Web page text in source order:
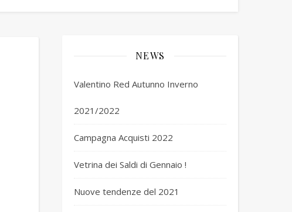
NEWS
Valentino Red Autunno Inverno
2021/2022
Campagna Acquisti 2022
Vetrina dei Saldi di Gennaio !
Nuove tendenze del 2021